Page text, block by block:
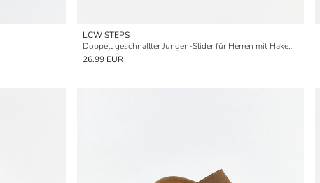
LCW STEPS
Doppelt geschnallter Jungen-Slider für Herren mit Haken- und Schlaufenverschluss
26.99 EUR